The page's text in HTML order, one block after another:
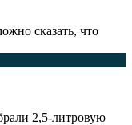
сказать, что
2,5-литровую